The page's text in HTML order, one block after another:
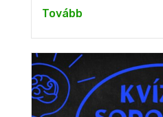
Tovább